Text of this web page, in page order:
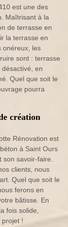
est une des
Maîtrisant à la
de terrasse en
la terrasse en
onéreux, les
sont : terrasse
en
Quel que soit le
pourra
création
Rénovation est
à Saint Ours
savoir-faire.
clients, nous
Quel que soit le
ferons en
bâtisse. En
fois solide,
projet !